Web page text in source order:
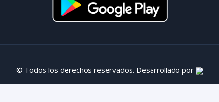
© Todos los derechos reservados. Desarrollado por